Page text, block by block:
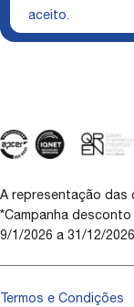
aceito.
A representação das
*Campanha
9/1/2026 a 31/12/
Termos e Condições